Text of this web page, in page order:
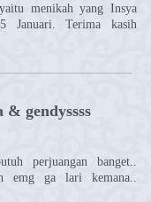
menikah yang Insya
Januari. Terima kasih
gendyssss
perjuangan banget..
emg ga lari kemana..